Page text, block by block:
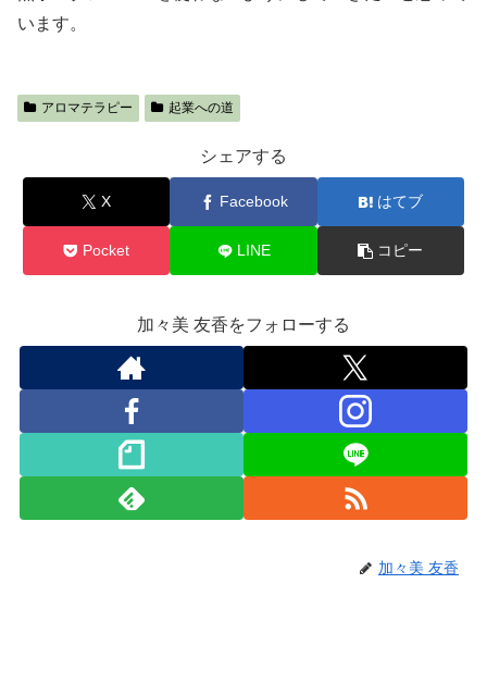
います。
アロマテラピー 起業への道
シェアする
X Facebook はてブ
Pocket LINE コピー
加々美 友香をフォローする
加々美 友香